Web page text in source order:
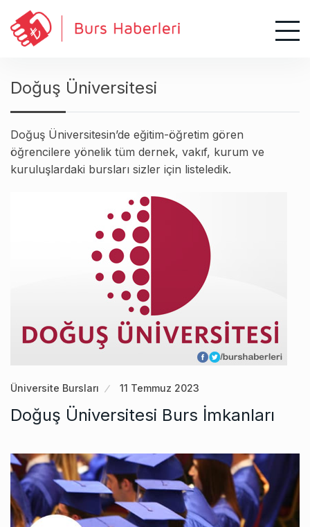
Doğuş Üniversitesi
Doğuş Üniversitesin’de eğitim-öğretim gören
öğrencilere yönelik tüm dernek, vakıf, kurum ve
kuruluşlardaki bursları sizler için listeledik.
Üniversite Bursları 11 Temmuz 2023
Doğuş Üniversitesi Burs İmkanları